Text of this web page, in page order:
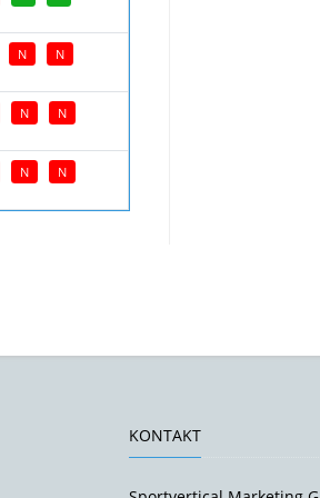
N N
N N
N N
KONTAKT